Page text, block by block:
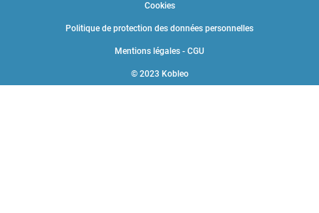
© 2023 Kobleo
Mentions légales - CGU
Politique de protection des données personnelles
Cookies